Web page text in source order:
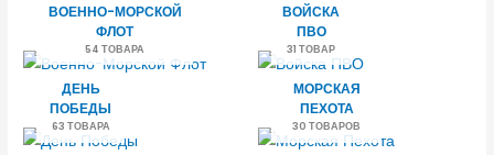
ВОЕННО-МОРСКОЙ
ФЛОТ
54 ТОВАРА
ВОЙСКА
ПВО
31 ТОВАР
ДЕНЬ
ПОБЕДЫ
63 ТОВАРА
МОРСКАЯ
ПЕХОТА
30 ТОВАРОВ